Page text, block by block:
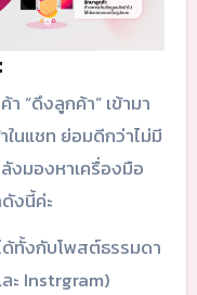
“ดึงลูกค้า” เข้ามา
นแชท ย่อมดีกว่าไม่มี
งมองหาเครื่องมือ
งนี้ค่ะ
ด้ทั้งกับโพสต์ธรรมดา
ะ Instrgram)